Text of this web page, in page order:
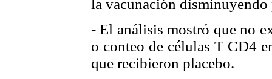
la vacunación disminuyendo
- El análisis mostró que no
o conteo de células T CD4
que recibieron placebo.